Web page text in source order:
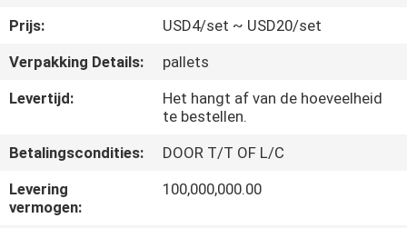
CONTACTEER
ONS
NIEUWS
OM
Prijs:
USD4/set ~ USD20/set
Verpakking Details:
pallets
Levertijd:
Het hangt af van de hoeveelheid
te bestellen.
Betalingscondities:
DOOR T/T OF L/C
Levering
vermogen:
100,000,000.00